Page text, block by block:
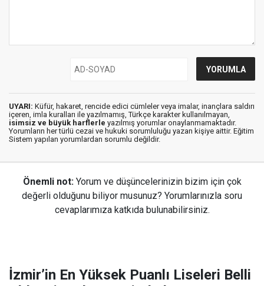
UYARI: Küfür, hakaret, rencide edici cümleler veya imalar, inançlara saldırı
içeren, imla kuralları ile yazılmamış, Türkçe karakter kullanılmayan,
isimsiz ve büyük harflerle yazılmış yorumlar onaylanmamaktadır.
Yorumların her türlü cezai ve hukuki sorumluluğu yazan kişiye aittir. Eğitim
Sistem yapılan yorumlardan sorumlu değildir.
Önemli not: Yorum ve düşüncelerinizin bizim için çok
değerli olduğunu biliyor musunuz? Yorumlarınızla soru
cevaplarımıza katkıda bulunabilirsiniz.
İzmir’in En Yüksek Puanlı Liseleri Belli